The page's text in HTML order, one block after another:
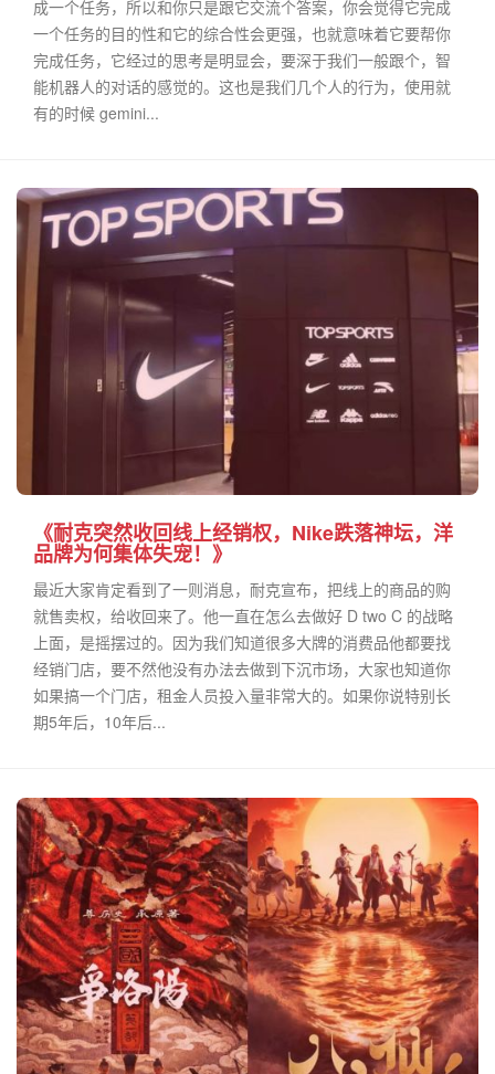
成一个任务，所以和你只是跟它交流个答案，你会觉得它完成
一个任务的目的性和它的综合性会更强，也就意味着它要帮你
完成任务，它经过的思考是明显会，要深于我们一般跟个，智
能机器人的对话的感觉的。这也是我们几个人的行为，使用就
有的时候 gemini...
《耐克突然收回线上经销权，Nike跌落神坛，洋
品牌为何集体失宠！》
最近大家肯定看到了一则消息，耐克宣布，把线上的商品的购
就售卖权，给收回来了。他一直在怎么去做好 D two C 的战略
上面，是摇摆过的。因为我们知道很多大牌的消费品他都要找
经销门店，要不然他没有办法去做到下沉市场，大家也知道你
如果搞一个门店，租金人员投入量非常大的。如果你说特别长
期5年后，10年后...